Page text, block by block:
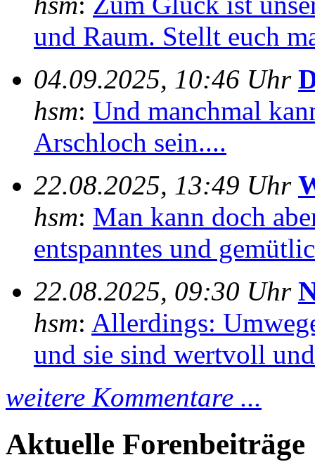
und Raum. Stellt euch
04.09.2025, 10:46 Uhr
hsm: Und manchmal
Arschloch sein....
22.08.2025, 13:49 Uhr
hsm: Man kann doch
entspanntes und
22.08.2025, 09:30 Uhr
hsm: Allerdings:
und sie sind wertvoll
weitere Kommentare ...
Aktuelle Forenbeiträge